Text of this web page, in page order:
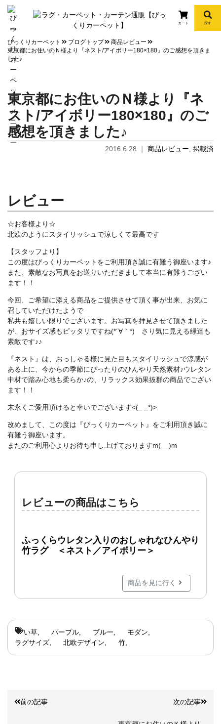
info
カート 探す
びっくりカーペット ブログトップ
商品レビュー
東京都にお住いのＮ様より『ネスト/アイボリー180×180』のご感想を頂きま
した♪
東京都にお住いのＮ様より『ネ
スト/アイボリー180×180』のご
感想を頂きました♪
2016.6.28 ｜ 商品レビュー 掲載済
レビュー
☆お客様より☆
北欧のようにスタイリッシュで涼しくて最高です
【スタッフより】
この度はびっくりカーペットをご利用頂き誠に有難う御座います♪
また、素敵なお写真をお送りいただきまして本当に有難うござい
ます！！
今回、ご希望に添える商品をご提供させて頂く事が出来、お気に
召していただけたようで
私共も嬉しい限りでございます。お写真を拝見させて頂きました
が、おサイズ感もピッタリですね(*´∀｀*) さり気に見える緑達も
素敵です♪♪
『ネスト』は、おっしゃる様に見た目もスタイリッシュで涼感が
ある上に、今からの季節にぴったりのひんやり天然素材♪ウレタン
中材で踏み心地も柔らか♪の、リラックス効果抜群の商品でござい
ます！！
末永くご愛用頂けると幸いでございます<(_ _*)>
改めまして、この度は『びっくりカーペット』をご利用頂き誠に
有難う御座います。
またのご利用心よりお待ち申し上げておりますm(__)m
レビューの商品はこちら
ふっくらウレタン入りのおしゃれなひんやり
竹ラグ ＜ネスト／アイボリー＞
商品を見に行く
い草 パープル ブルー
モダン
ラグサイズ
北欧デザイン 竹
前の記事 次の記事